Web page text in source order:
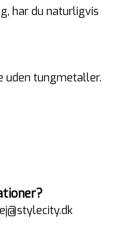
har du naturligvis
uden tungmetaller.